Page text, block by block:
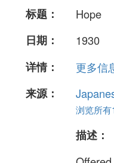
标题：
Hope
日期：
1930
详情：
更多信
来源：
浏览所
描述：